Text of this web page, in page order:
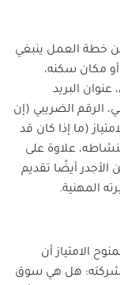
خطة العمل ينبغي
أو مكان سكنه،
البريد
الرقم الضريبي (إن
(ما إذا كان قد
علاوة على
أيضًا تقديم
المهنية.
الامتياز أن
شركته: هل هي سوق